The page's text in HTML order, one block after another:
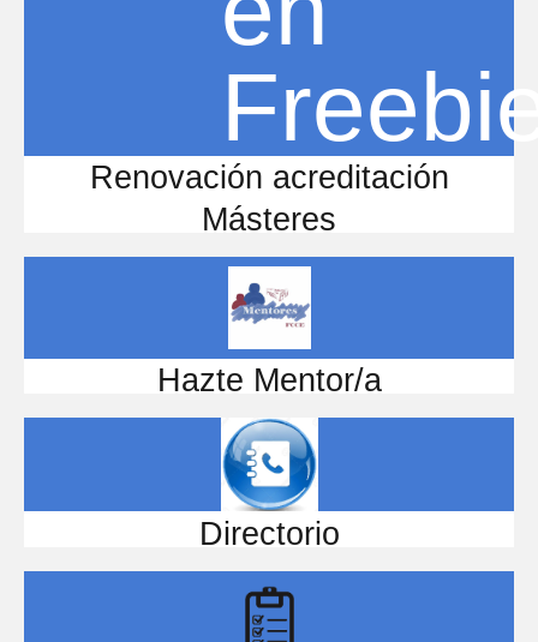
Renovación acreditación
Másteres
Hazte Mentor/a
Directorio